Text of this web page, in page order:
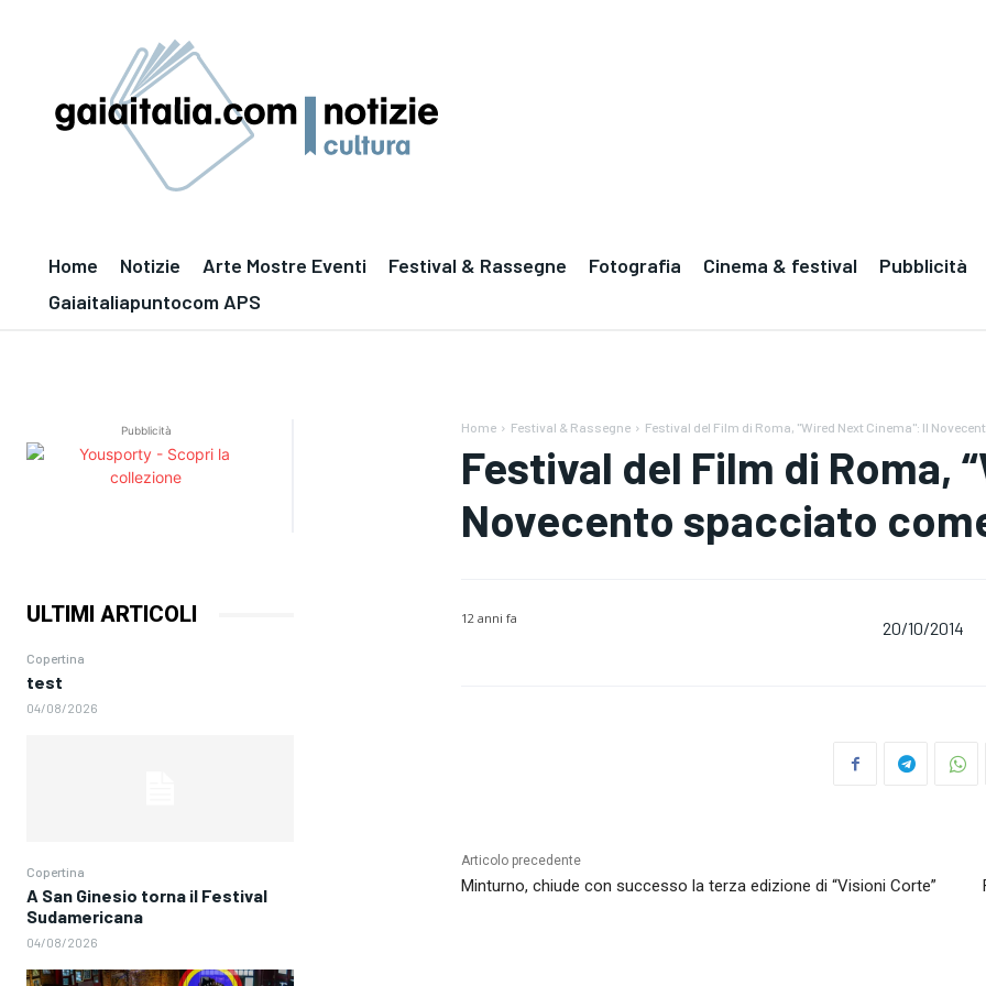
Home Notizie Arte Mostre Eventi Festival & Rassegne Fotografia Cinema & festival
Pubblicità
Gaiaitaliapuntocom APS
Pubblicità
ULTIMI ARTICOLI
Copertina
test
04/08/2026
Copertina
A San Ginesio torna il Festival
Sudamericana
04/08/2026
Home Festival & Rassegne Festival del Film di Roma, "Wired Next Cinema": Il
Festival del Film di Roma,
Novecento spacciato
12 anni fa
20/10/2014
Articolo precedente
Minturno, chiude con successo la terza edizione di “Visioni Corte”